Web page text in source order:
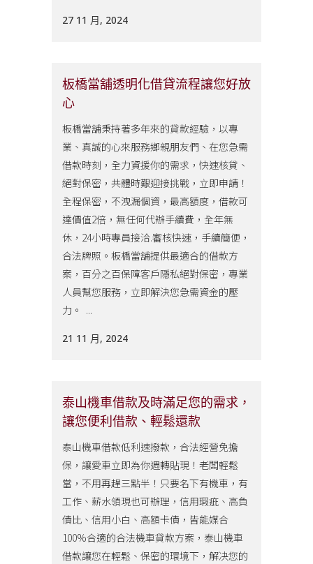
27 11 月, 2024
板橋當舖透明化借貸流程讓您好放
心
板橋當舖秉持著多年來的貸款經驗，以專
業、真誠的心來服務鄉親朋友們、在您急需
借款時刻，全力資援你的需求，快速核貸、
絕對保密，共體時艱迎接挑戰，立即申請！
全程保密，不洩漏個資，最高額度，借款可
達價值2倍，無任何代辦手續費，全年無
休，24小時專員接洽.審核快速，手續簡便，
合法牌照。板橋當舖提供最適合的借款方
案，百分之百保障客戶隱私絕對保密，專業
人員幫您服務，立即解決您急需資金的壓
力。 ...
21 11 月, 2024
泰山機車借款及時滿足您的需求，
讓您便利借款、輕鬆還款
泰山機車借款低利速撥款，合法經營免擔
保，讓愛車立即為你週轉貼現！老闆輕鬆
當，不用再趕三點半！只要名下有機車，有
工作、薪水領現也可辦理，信用瑕疵、高負
債比、信用小白、高額卡債，皆能媒合
100%合適的合法機車貸款方案，泰山機車
借款讓您在輕鬆、保密的環境下，解决您的